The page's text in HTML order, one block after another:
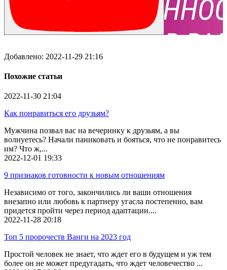
Добавлено: 2022-11-29 21:16
Похожие статьи
2022-11-30 21:04
Как понравиться его друзьям?
Мужчина позвал вас на вечеринку к друзьям, а вы
волнуетесь? Начали паниковать и бояться, что не понравитесь
им? Что ж,...
2022-12-01 19:33
9 признаков готовности к новым отношениям
Независимо от того, закончились ли ваши отношения
внезапно или любовь к партнеру угасла постепенно, вам
придется пройти через период адаптации....
2022-11-28 20:18
Топ 5 пророчеств Ванги на 2023 год
Простой человек не знает, что ждет его в будущем и уж тем
более он не может предугадать, что ждет человечество ...